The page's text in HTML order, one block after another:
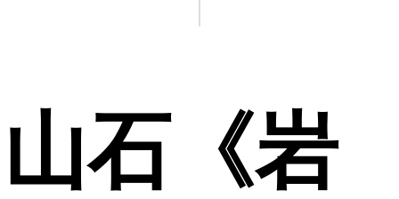
山石《岩